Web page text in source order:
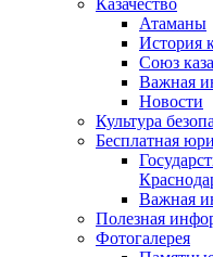
Казачество
Атаманы
История
Союз
Важная
Новости
Культура
Бесплатная
Важная
Полезная
Фотогалерея